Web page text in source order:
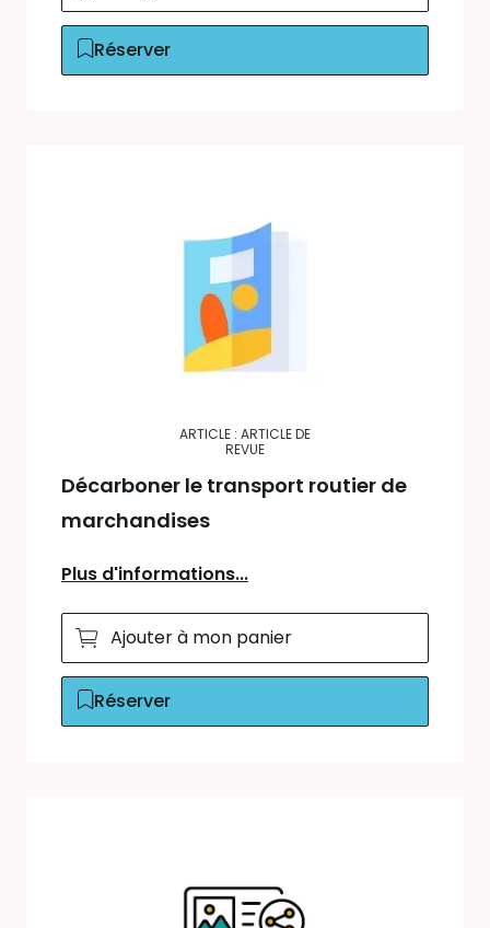
Réserver
ARTICLE : ARTICLE DE
REVUE
Décarboner le transport routier de
marchandises
Plus d'informations...
Ajouter à mon panier
Réserver